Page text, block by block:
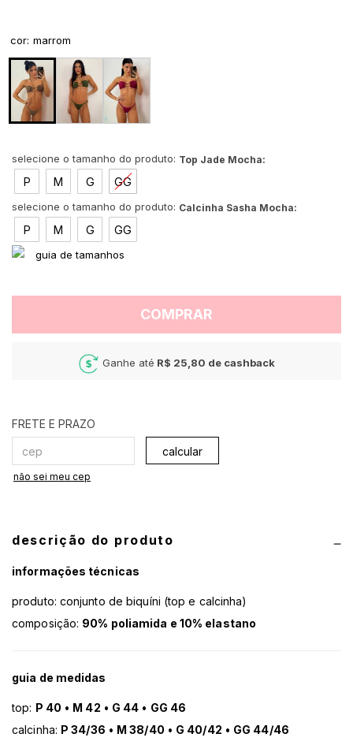
cor: marrom
Top Jade Mocha:
P M G GG
Calcinha Sasha Mocha:
P M G GG
COMPRAR
Ganhe até R$ 25,80 de cashback
calcular
não sei meu cep
descrição do produto
informações técnicas
produto: conjunto de biquíni (top e calcinha)
composição: 90% poliamida e 10% elastano
guia de medidas
top: P 40 • M 42 • G 44 • GG 46
calcinha: P 34/36 • M 38/40 • G 40/42 • GG 44/46